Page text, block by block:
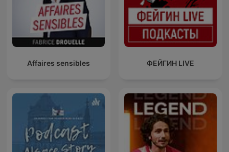
ФЕЙГИН LIVE
Affaires sensibles